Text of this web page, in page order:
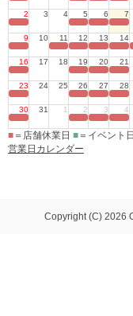
2 3 4 5 6 7
9 10 11 12 13 14
16 17 18 19 20 21
23 24 25 26 27 28
30 31 1 2 3 4
■ ＝店舗休業日 ■ ＝イベント日
営業日カレンダー
Copyright (C) 2026